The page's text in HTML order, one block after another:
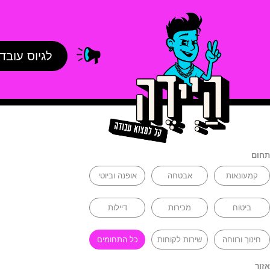
לגיוס
תחום
קמעונאות אבטחה אופנה וביוטי
ביטוח מכירות דיילות
חינוך ורווחה שירות לקוחות כל התחומים
אזור